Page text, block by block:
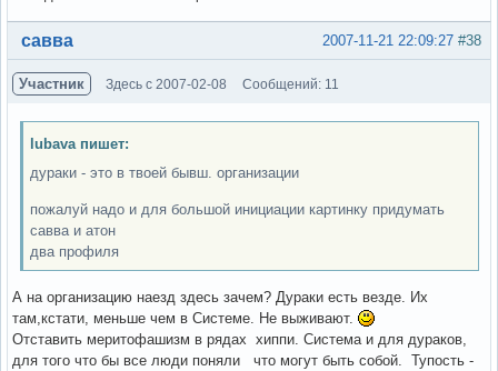
Вне форума #38
2007-11-21 22:09:27
савва
Участник Здесь с 2007-02-08 Сообщений: 11
lubava пишет:
дураки - это в твоей бывш. организации
пожалуй надо и для большой инициации картинку придумать
савва и атон
два профиля
А на организацию наезд здесь зачем? Дураки есть везде. Их
там,кстати, меньше чем в Системе. Не выживают.
Отставить меритофашизм в рядах хиппи. Система и для дураков,
для того что бы все люди поняли что могут быть собой. Тупость -